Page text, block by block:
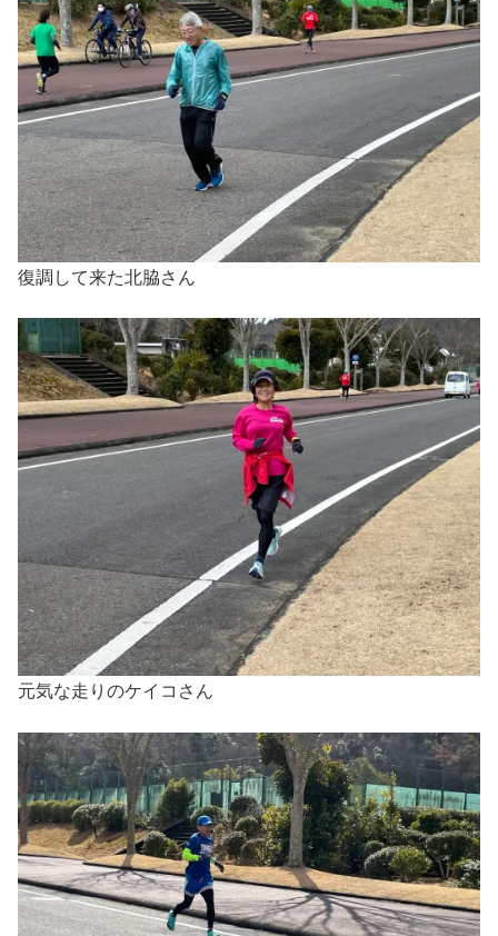
復調して来た北脇さん
元気な走りのケイコさん